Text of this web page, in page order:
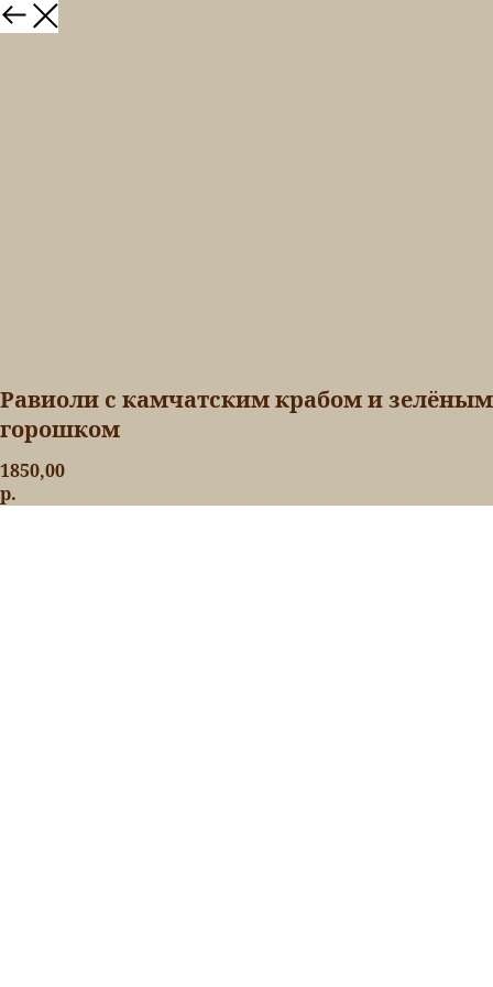
Равиоли с камчатским крабом и зелёным
горошком
1850,00
р.